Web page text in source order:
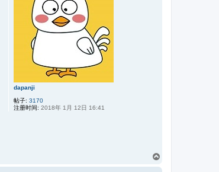
dapanji
帖子: 3170
注册时间: 2018年 1月 12日 16:41